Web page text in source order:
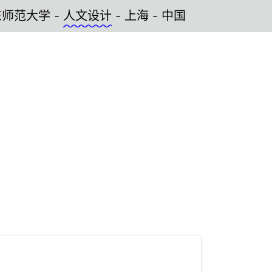
学 -人文设计- 上海 - 中国